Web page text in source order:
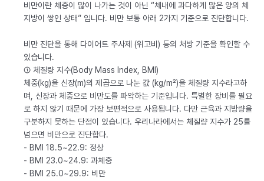
비만이란 체중이 많이 나가는 것이 아닌 “체내에 과다하게 많은 양의 체
지방이 쌓인 상태” 입니다. 비만 보통 아래 2가지 기준으로 진단합니다.
비만 진단을 통해 다이어트 주사제 (위고비) 등의 처방 기준을 확인할 수
있습니다.
① 체질량 지수(Body Mass Index, BMI)
체중(kg)을 신장(m)의 제곱으로 나눈 값 (kg/m²)을 체질량 지수라고하
며, 신장과 체중으로 비만도를 파악하는 기준입니다. 특별한 장비를 필요
로 하지 않기 때문에 가장 보편적으로 사용됩니다. 다만 근육과 지방량을
구분하지 못하는 단점이 있습니다. 우리나라에서는 체질량 지수가 25를
넘으면 비만으로 진단합다.
- BMI 18.5~22.9: 정상
- BMI 23.0~24.9: 과체중
- BMI 25.0~29.9: 비만